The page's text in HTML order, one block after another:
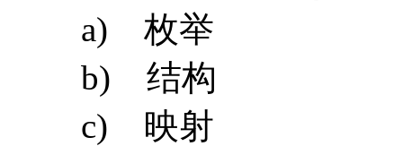
e) 区块和交易的常